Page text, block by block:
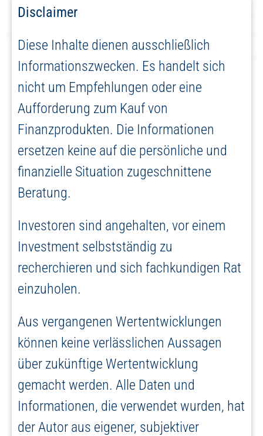
Disclaimer
Diese Inhalte dienen ausschließlich
Informationszwecken. Es handelt sich
nicht um Empfehlungen oder eine
Aufforderung zum Kauf von
Finanzprodukten. Die Informationen
ersetzen keine auf die persönliche und
finanzielle Situation zugeschnittene
Beratung.
Investoren sind angehalten, vor einem
Investment selbstständig zu
recherchieren und sich fachkundigen Rat
einzuholen.
Aus vergangenen Wertentwicklungen
können keine verlässlichen Aussagen
über zukünftige Wertentwicklung
gemacht werden. Alle Daten und
Informationen, die verwendet wurden, hat
der Autor aus eigener, subjektiver